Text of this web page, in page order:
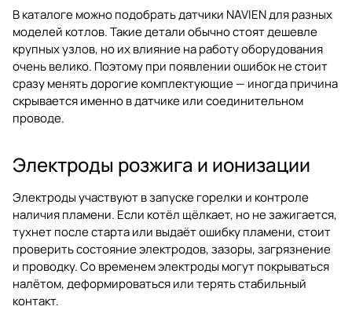
В каталоге можно подобрать датчики NAVIEN для разных
моделей котлов. Такие детали обычно стоят дешевле
крупных узлов, но их влияние на работу оборудования
очень велико. Поэтому при появлении ошибок не стоит
сразу менять дорогие комплектующие — иногда причина
скрывается именно в датчике или соединительном
проводе.
Электроды розжига и ионизации
Электроды участвуют в запуске горелки и контроле
наличия пламени. Если котёл щёлкает, но не зажигается,
тухнет после старта или выдаёт ошибку пламени, стоит
проверить состояние электродов, зазоры, загрязнение
и проводку. Со временем электроды могут покрываться
налётом, деформироваться или терять стабильный
контакт.